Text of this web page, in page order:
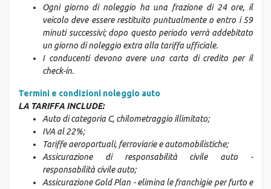
Ogni giorno di noleggio ha una frazione di 24 ore, il
veicolo deve essere restituito puntualmente o entro i 59
minuti successivi; dopo questo periodo verrà addebitato
un giorno di noleggio extra alla tariffa ufficiale.
I conducenti devono avere una carta di credito per il
check-in.
Termini e condizioni noleggio auto
LA TARIFFA INCLUDE:
Auto di categoria C, chilometraggio illimitato;
IVA al 22%;
Tariffe aeroportuali, ferroviarie e automobilistiche;
Assicurazione di responsabilità civile auto -
responsabilità civile auto;
Assicurazione Gold Plan - elimina le franchigie per furto e